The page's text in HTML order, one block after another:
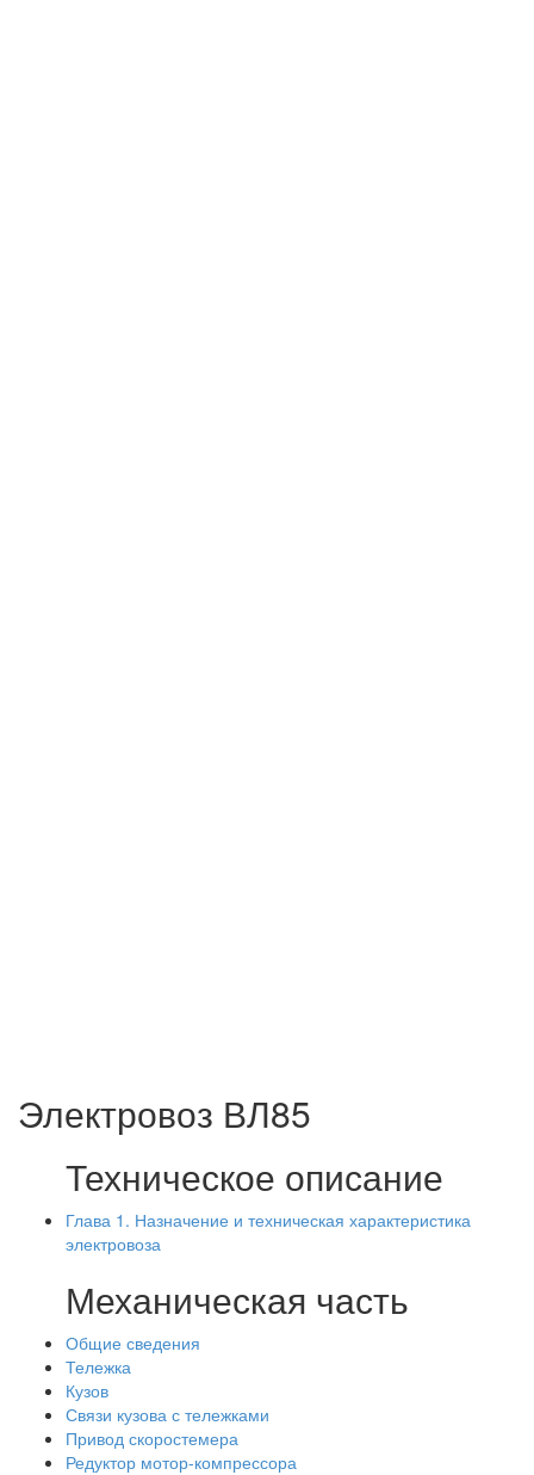
Электровоз ВЛ85
Техническое описание
Глава 1. Назначение и техническая характеристика
электровоза
Механическая часть
Общие сведения
Тележка
Кузов
Связи кузова с тележками
Привод скоростемера
Редуктор мотор-компрессора